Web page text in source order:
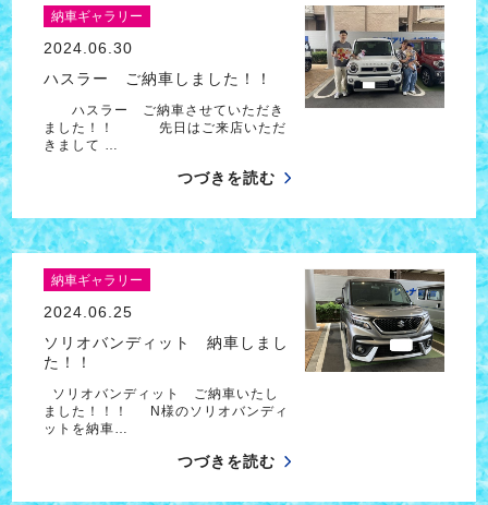
納車ギャラリー
2024.06.30
ハスラー ご納車しました！！
ハスラー ご納車させていただき
ました！！ 先日はご来店いただ
きまして …
つづきを読む
納車ギャラリー
2024.06.25
ソリオバンディット 納車しまし
た！！
ソリオバンディット ご納車いたし
ました！！！ N様のソリオバンディ
ットを納車…
つづきを読む